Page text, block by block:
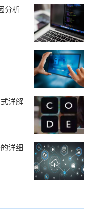
分析
详解
详细